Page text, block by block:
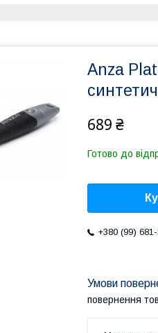
Anza
689 ₴
Готово до
+380 (99)
повернення